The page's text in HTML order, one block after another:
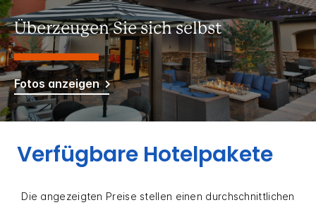
Überzeugen Sie sich selbst
Fotos anzeigen
Verfügbare Hotelpakete
Die angezeigten Preise stellen einen durchschnittlichen